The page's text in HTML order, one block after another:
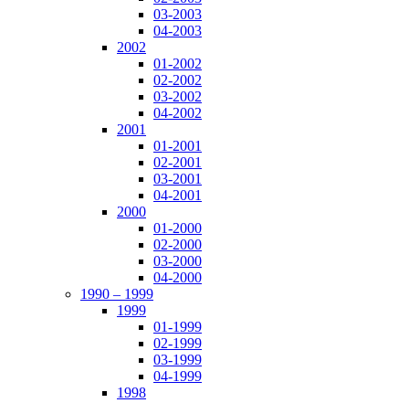
03-2003
04-2003
2002
01-2002
02-2002
03-2002
04-2002
2001
01-2001
02-2001
03-2001
04-2001
2000
01-2000
02-2000
03-2000
04-2000
1990 – 1999
1999
01-1999
02-1999
03-1999
04-1999
1998